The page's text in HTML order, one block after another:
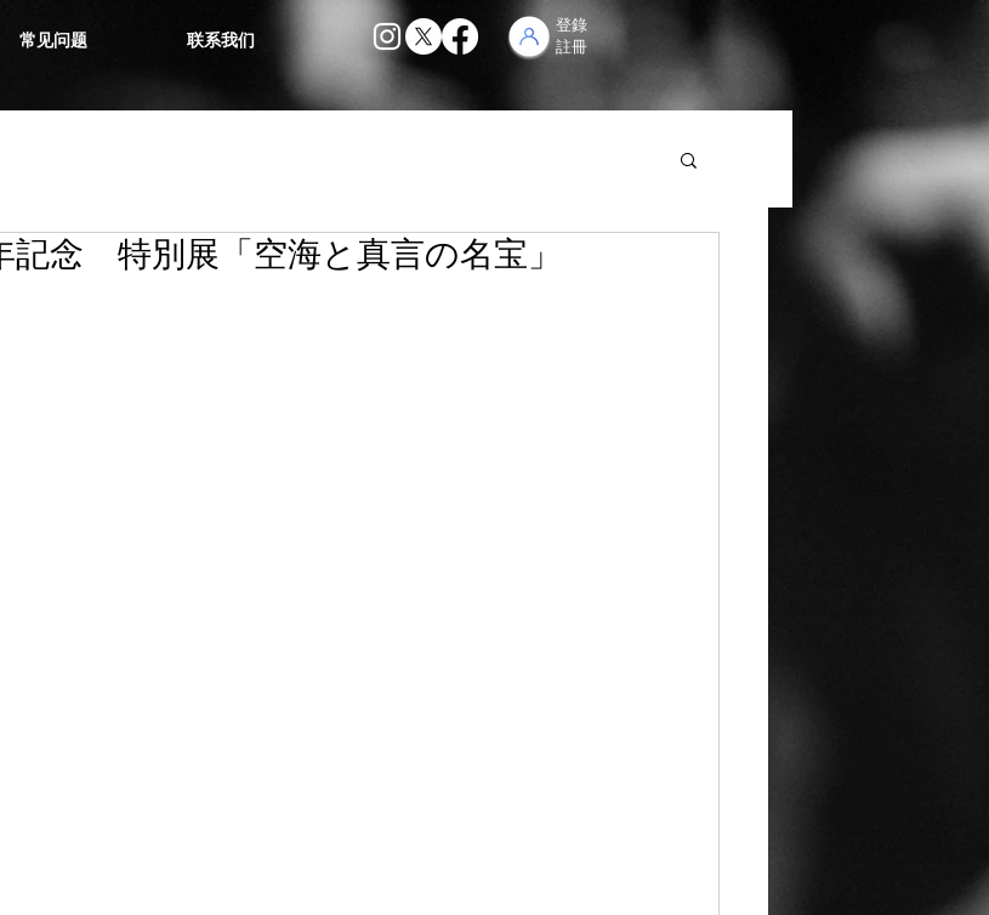
常见问题 联系我们
登錄
註冊
記念 特別展「空海と真言の名宝」